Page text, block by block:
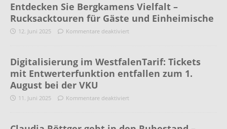
Entdecken Sie Bergkamens Vielfalt –
Rucksacktouren für Gäste und Einheimische
12. Juni 2025 Kommentare deaktiviert
Digitalisierung im WestfalenTarif: Tickets
mit Entwerterfunktion entfallen zum 1.
August bei der VKU
11. Juni 2025 Kommentare deaktiviert